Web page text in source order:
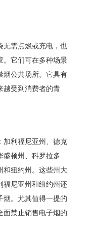
无需点燃或充电，也
。它们可在多种场景
烟公共场所。它具有
越受到消费者的青
加利福尼亚州、德克
盛顿州、科罗拉多
和纽约州。这些州大
福尼亚州和纽约州还
烟。尤其值得一提的
面禁止销售电子烟的